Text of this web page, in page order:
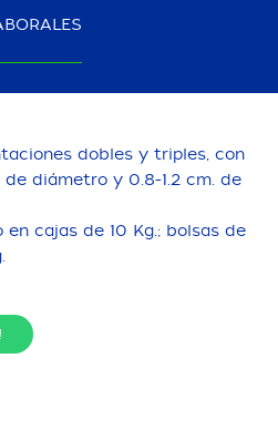
o en block de 10 Kg.
dobles y triples, con
diámetro y 0.8-1.2 cm. de
en cajas de 10 Kg.; bolsas de